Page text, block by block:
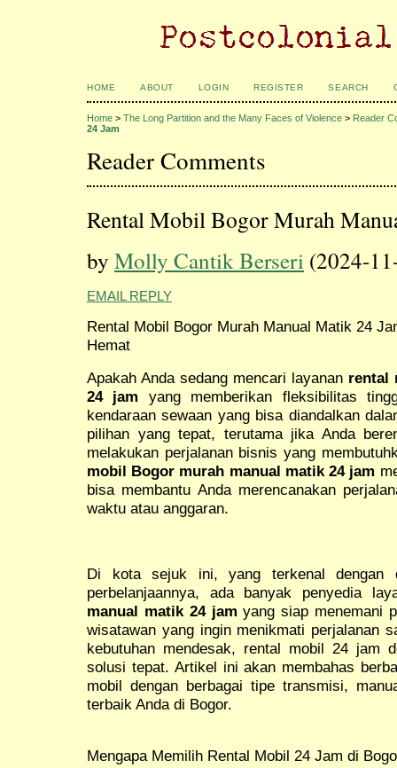
HOME ABOUT LOGIN REGISTER SEARCH
Home > The Long Partition and the Many Faces of Violence > Reader
24 Jam
Reader Comments
Rental Mobil Bogor Murah
by Molly Cantik Berseri (2024-
EMAIL REPLY
Rental Mobil Bogor Murah Manual Matik 24
Hemat
Apakah Anda sedang mencari layanan rental
24 jam yang memberikan fleksibilitas
kendaraan sewaan yang bisa diandalkan
pilihan yang tepat, terutama jika Anda
melakukan perjalanan bisnis yang
mobil Bogor murah manual matik 24 jam
bisa membantu Anda merencanakan
waktu atau anggaran.
Di kota sejuk ini, yang terkenal dengan
perbelanjaannya, ada banyak penyedia
manual matik 24 jam yang siap menemani
wisatawan yang ingin menikmati perjalanan
kebutuhan mendesak, rental mobil 24 jam
solusi tepat. Artikel ini akan membahas
mobil dengan berbagai tipe transmisi,
terbaik Anda di Bogor.
Mengapa Memilih Rental Mobil 24 Jam di